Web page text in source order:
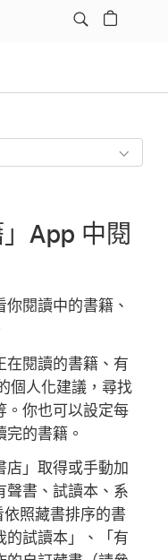
App 中閱
閱讀中的書籍、
在閱讀的書籍、有
個人化建議，尋找
。你也可以設定每
的書籍。
店」取得或手動加
聲書、試讀本、系
依照藏書排序的書
的試讀本」、「有